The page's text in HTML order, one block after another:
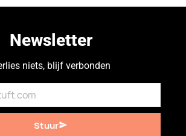
Newsletter
niets, blijf verbonden
Stuur